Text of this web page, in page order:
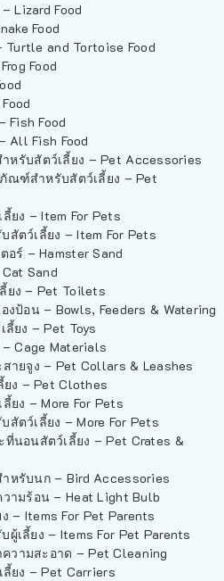
Lizard Food
Food
Turtle and Tortoise Food
Food
Fish Food
All Fish Food
รับสัตว์เลี้ยง – Pet Accessories
ณฑ์สำหรับสัตว์เลี้ยง – Pet
ยง – Item For Pets
สัตว์เลี้ยง – Item For Pets
อร์ – Hamster Sand
Sand
ยง – Pet Toilets
งป้อน – Bowls, Feeders & Watering
ลี้ยง – Pet Toys
– Cage Materials
ายจูง – Pet Collars & Leashes
ยง – Pet Clothes
ยง – More For Pets
สัตว์เลี้ยง – More For Pets
นอนสัตว์เลี้ยง – Pet Crates &
หรับนก – Bird Accessories
ามร้อน – Heat Light Bulb
– Items For Pet Parents
ผู้เลี้ยง – Items For Pet Parents
วามสะอาด – Pet Cleaning
ลี้ยง – Pet Carriers